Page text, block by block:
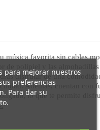
favorita sin cables
polipiel y las
disfrutar de una
Además, cuentan con
lo que te permite
para mejorar nuestros
preferencias
Para dar su